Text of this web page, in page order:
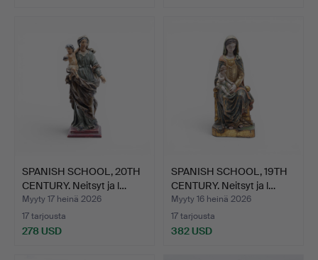
SPANISH SCHOOL, 20TH
CENTURY. Neitsyt ja l…
Myyty 17 heinä 2026
17 tarjousta
278 USD
SPANISH SCHOOL, 19TH
CENTURY. Neitsyt ja l…
Myyty 16 heinä 2026
17 tarjousta
382 USD